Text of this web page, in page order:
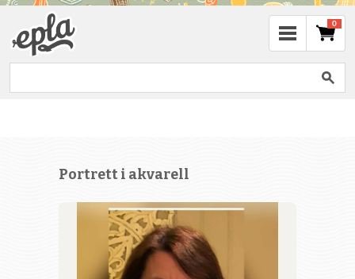
0
Portrett i akvarell